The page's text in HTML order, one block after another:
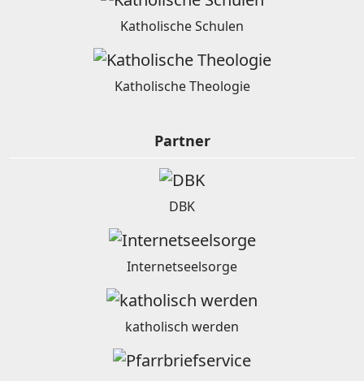
Katholische Schulen
Katholische Theologie
Partner
DBK
Internetseelsorge
katholisch werden